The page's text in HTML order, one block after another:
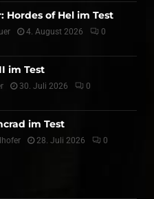
Hordes of Hel im Test
4. August 2026 0
im Test
30. Juli 2026 0
im Test
28. Juli 2026 0